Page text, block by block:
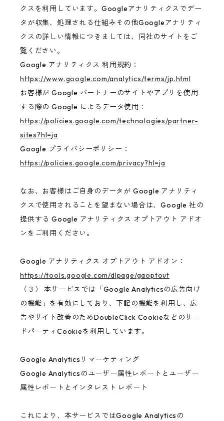
クスを利用しています。Googleアナリティクスでデー
タが収集、処理される仕組みその他Googleアナリティ
クスの詳しい情報につきましては、同社のサイトをご
覧ください。
Google アナリティクス 利用規約：
https://www.google.com/analytics/terms/jp.html
お客様が Google パートナーのサイトやアプリを使用
する際の Google によるデータ使用：
https://policies.google.com/technologies/partner-
sites?hl=ja
Google プライバシーポリシー：
https://policies.google.com/privacy?hl=ja
なお、お客様はご自身のデータが Google アナリティ
クスで使用されることを望まない場合は、Google 社の
提供する Google アナリティクス オプトアウト アドオ
ンをご利用ください。
Google アナリティクス オプトアウト アドオン：
https://tools.google.com/dlpage/gaoptout
（３） 本サービスでは「Google Analyticsの広告向け
の機能」を有効にしており、下記の機能を利用し、広
告やサイト改善のためDoubleClick Cookieなどのサー
ドパーティCookieを利用しています。
Google Analyticsリマーケティング
Google Analyticsのユーザー属性レポートとユーザー
属性レポートとインタレスト レポート
これにより、本サービスではGoogle Analyticsの